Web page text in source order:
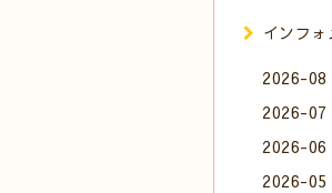
インフ
2026-08
2026-07
2026-06
2026-05